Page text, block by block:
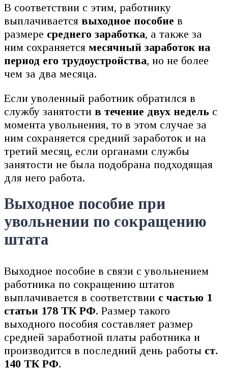
В соответствии с этим, работнику
выплачивается выходное пособие в
размере среднего заработка, а также за
ним сохраняется месячный заработок на
период его трудоустройства, но не более
чем за два месяца.
Если уволенный работник обратился в
службу занятости в течение двух недель с
момента увольнения, то в этом случае за
ним сохраняется средний заработок и на
третий месяц, если органами службы
занятости не была подобрана подходящая
для него работа.
Выходное пособие при
увольнении по сокращению
штата
Выходное пособие в связи с увольнением
работника по сокращению штатов
выплачивается в соответствии с частью 1
статьи 178 ТК РФ. Размер такого
выходного пособия составляет размер
средней заработной платы работника и
производится в последний день работы ст.
140 ТК РФ.